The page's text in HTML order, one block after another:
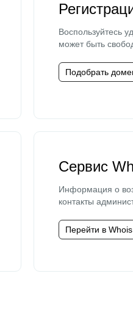
Воспользуйтесь
может быть
Подобрать
Сервис
Информация о
контакты
Перейти в Whois